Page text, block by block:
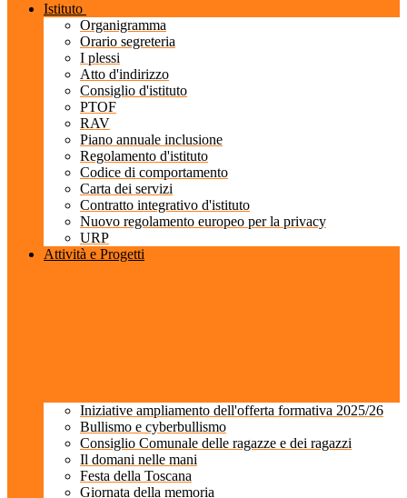
Istituto
Organigramma
Orario segreteria
I plessi
Atto d'indirizzo
Consiglio d'istituto
PTOF
RAV
Piano annuale inclusione
Regolamento d'istituto
Codice di comportamento
Carta dei servizi
Contratto integrativo d'istituto
Nuovo regolamento europeo per la privacy
URP
Attività e Progetti
Iniziative ampliamento dell'offerta formativa 2025/26
Bullismo e cyberbullismo
Consiglio Comunale delle ragazze e dei ragazzi
Il domani nelle mani
Festa della Toscana
Giornata della memoria